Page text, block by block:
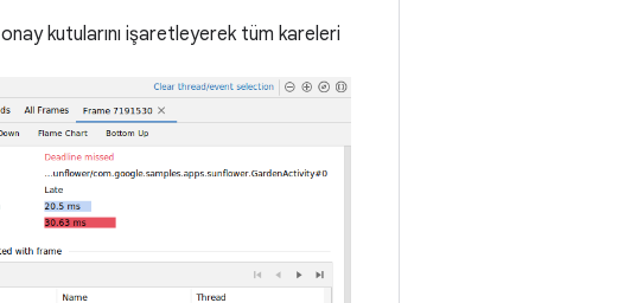
onay kutularını işaretleyerek tüm kareleri